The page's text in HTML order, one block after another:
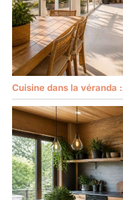
Cuisine dans la véranda